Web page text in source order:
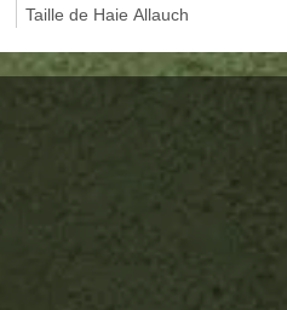
Taille de Haie Allauch